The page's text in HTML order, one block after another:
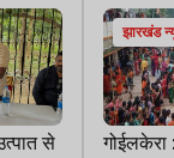
से
झारखंड
गोईलकेरा : महादेवशाल